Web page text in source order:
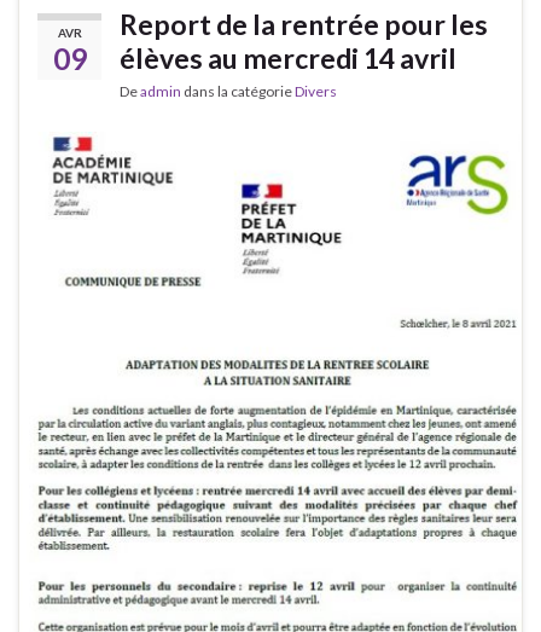
AVR
09
Report de la rentrée pour les
élèves au mercredi 14 avril
Deadmin dans la catégorieDivers